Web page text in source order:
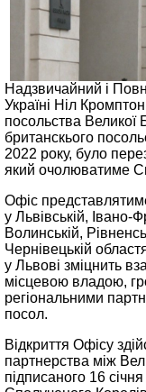
Надзвичайний і
Україні Ніл
посольства Великої
британскього
2022 року, було
який очолюватиме
Офіс
у Львівській, Івано-
Волинській,
Чернівецькій
у Львові зміцнить
місцевою владою,
регіональними
посол.
Відкриття Офісу
партнерства між
підписаного 16